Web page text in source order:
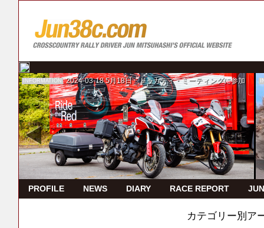
INFORMATION 2024-03-18 5月18日 ドゥカティ・ミーティングに参加
PROFILE NEWS DIARY RACE REPORT
カテゴリー別ア